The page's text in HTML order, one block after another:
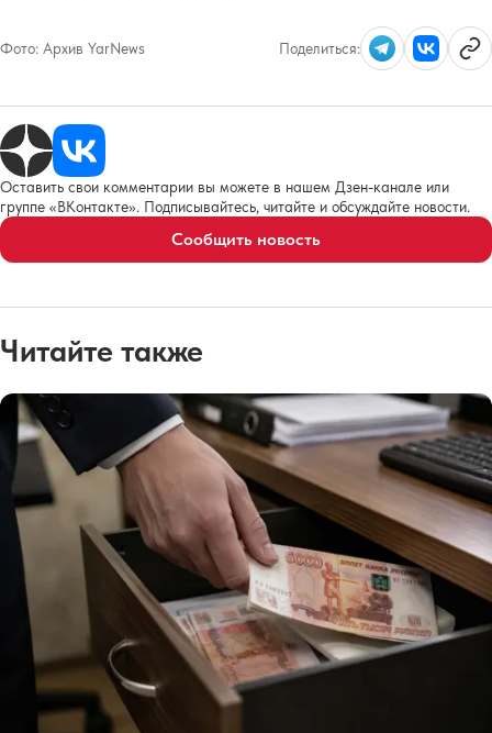
Фото: Архив YarNews Поделиться:
Оставить свои комментарии вы можете в нашем Дзен-канале или
группе «ВКонтакте». Подписывайтесь, читайте и обсуждайте новости.
Сообщить новость
Читайте также